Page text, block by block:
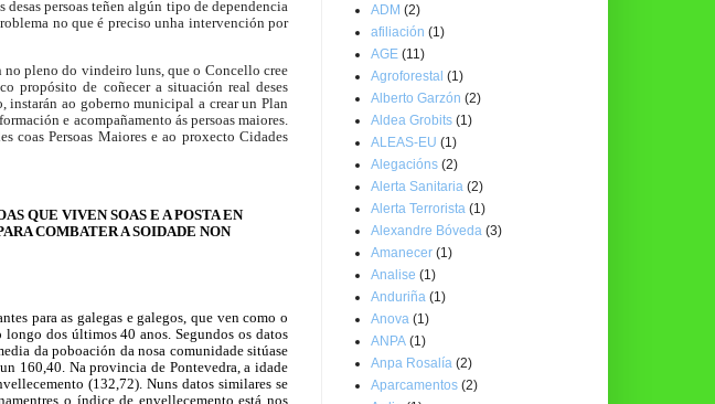
desas persoas teñen algún tipo de dependencia
no que é preciso unha intervención por
pleno do vindeiro luns, que o Concello cree
propósito de coñecer a situación real deses
instarán ao goberno municipal a crear un Plan
e acompañamento ás persoas maiores.
coas Persoas Maiores e ao proxecto Cidades
QUE VIVEN SOAS E A POSTA EN
COMBATER A SOIDADE NON
para as galegas e galegos, que ven como o
dos últimos 40 anos. Segundos os datos
da poboación da nosa comunidade sitúase
160,40. Na provincia de Pontevedra, a idade
(132,72). Nuns datos similares se
o índice de envellecemento está nos
ADM (2)
afiliación (1)
AGE (11)
Agroforestal (1)
Alberto Garzón (2)
Aldea Grobits (1)
ALEAS-EU (1)
Alegacións (2)
Alerta Sanitaria (2)
Alerta Terrorista (1)
Alexandre Bóveda (3)
Amanecer (1)
Analise (1)
Anduriña (1)
Anova (1)
ANPA (1)
Anpa Rosalía (2)
Aparcamentos (2)